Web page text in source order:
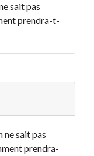
sait pas
prendra-t-
ne sait pas
prendra-